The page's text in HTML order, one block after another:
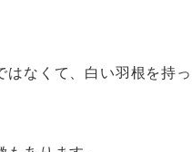
はなくて、白い羽根を持っ